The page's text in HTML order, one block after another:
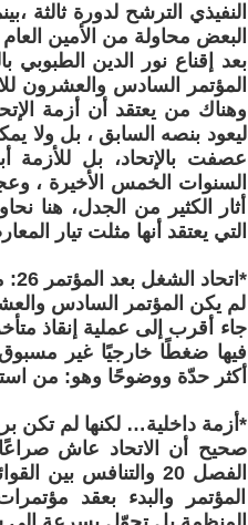
النفيذي الترشح لدورة ثالثة
البعض محاولة من الأمين العام
بعد إقناع نور الدين
ليعود بنصه السابق ، بل ولا
عصفت بالإتحاد، بل للأزمة
السنوات الخمس الأخيرة ،
أثار الكثير من الجدل، هنا
التي يعتقد أنها مثلت تيار
*اتحاد الشغل بعد المؤتمر 26: من استفاد من الأزمة… ومن سيدفع ثمنها؟
لم يكن المؤتمر السادس
جاء أقرب إلى عملية إنقاذ
فيها ضغطًا خارجيًا غير
أكثر حدّة ووضوحًا وهو: من
*أزمة داخلية… لكنها لم تكن
صحيح أن الاتحاد عاش صراعًا
الفصل 20 والتنافس
المؤتمر والبدء بعقد